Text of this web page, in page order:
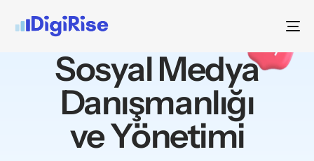
Sosyal Medya
Danışmanlığı
ve Yönetimi